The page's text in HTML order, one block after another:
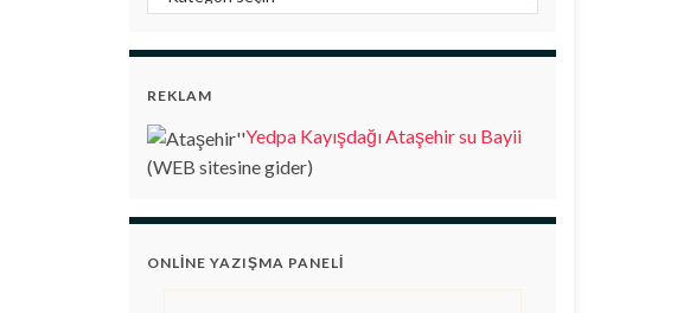
REKLAM
Yedpa Kayışdağı Ataşehir su Bayii
(WEB sitesine gider)
ONLINE YAZIŞMA PANELI